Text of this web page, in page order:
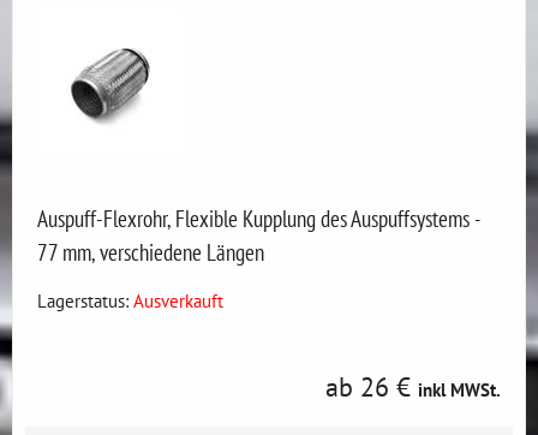
Auspuff-Flexrohr, Flexible Kupplung des Auspuffsystems -
77 mm, verschiedene Längen
Lagerstatus: Ausverkauft
ab 26 € inkl MWSt.